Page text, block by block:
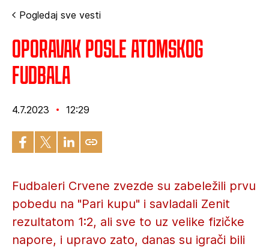
Pogledaj sve vesti
Oporavak posle atomskog
fudbala
4.7.2023 12:29
Fudbaleri Crvene zvezde su zabeležili prvu
pobedu na "Pari kupu" i savladali Zenit
rezultatom 1:2, ali sve to uz velike fizičke
napore, i upravo zato, danas su igrači bili